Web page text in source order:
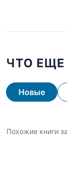
ЧТО
Новые
Похожие книги